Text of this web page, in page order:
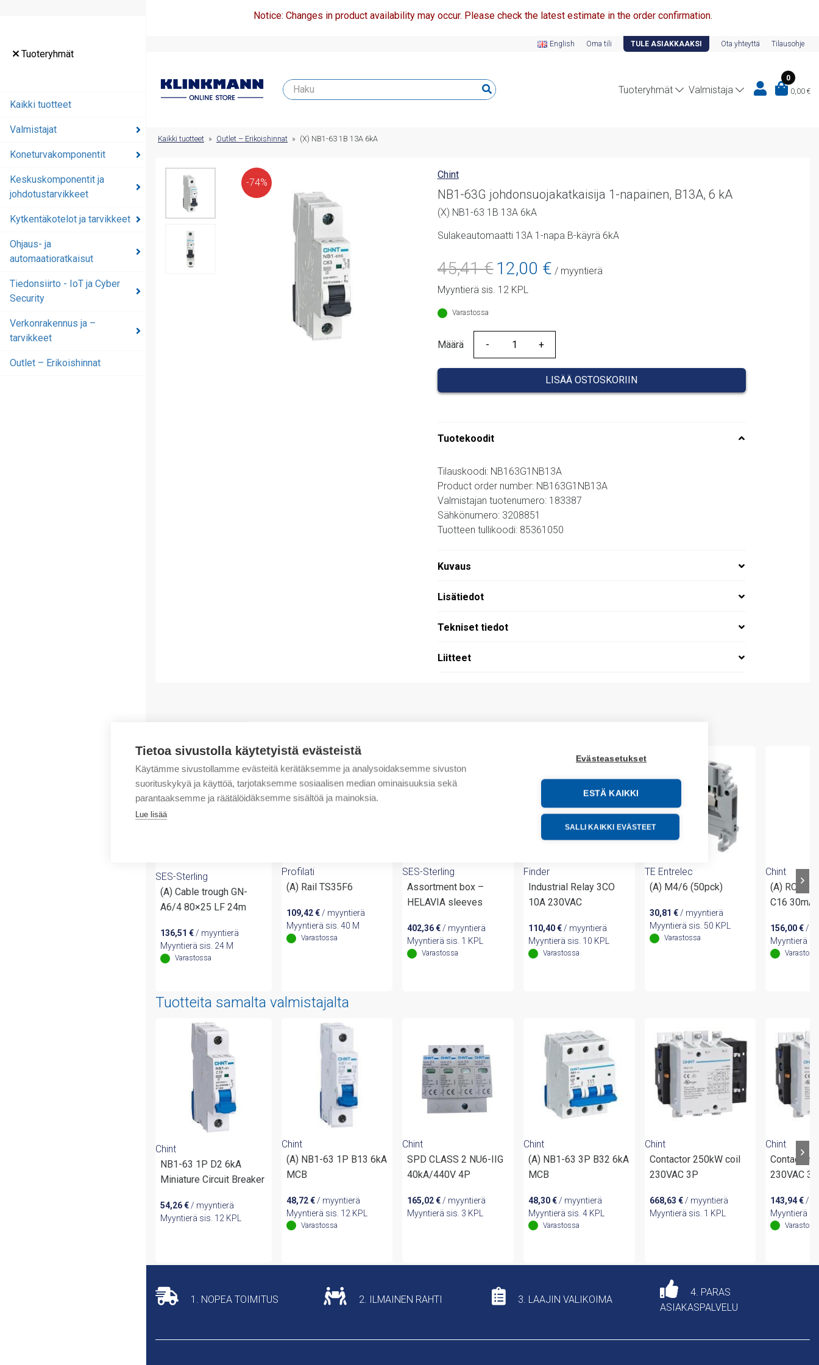
Tietoa sivustolla käytetyistä evästeistä
Käytämme sivustollamme evästeitä kerätäksemme ja analysoidaksemme sivuston
suorituskykyä ja käyttöä, tarjotaksemme sosiaalisen median ominaisuuksia sekä
parantaaksemme ja räätälöidäksemme sisältöä ja mainoksia.
Lue lisää
Evästeasetukset
ESTÄ KAIKKI
SALLI KAIKKI EVÄSTEET
Tuoteryhmät
Kaikki tuotteet
Valmistajat
Koneturvakomponentit
Keskuskomponentit ja
johdotustarvikkeet
Kytkentäkotelot ja tarvikkeet
Ohjaus- ja
automaatioratkaisut
Tiedonsiirto - IoT ja Cyber
Security
Verkonrakennus ja –
tarvikkeet
Outlet – Erikoishinnat
Notice: Changes in product availability may occur. Please check the latest estimate in the order confirmation.
English Oma tili TULE ASIAKKAAKSI Ota yhteyttä Tilausohje
Tuoteryhmät Valmistaja
0
0,00 €
Keskuskomponentit ja
johdotustarvikkeet
Kytkentäkotelot ja
tarvikkeet
Ohjaus- ja
Kaikki tuotteet » Outlet – Erikoishinnat » (X) NB1-63 1B 13A 6kA
-74%
Chint
NB1-63G johdonsuojakatkaisija 1-napainen, B13A, 6 kA
(X) NB1-63 1B 13A 6kA
Sulakeautomaatti 13A 1-napa B-käyrä 6kA
45,41€ Alkuperäinen
hinta
oli:
12,00 €Nykyinen
hinta
/ myyntierä
Myyntierä sis. 12 KPL
Varastossa
Määrä
Määrä
LISÄÄ OSTOSKORIIN
Tuotekoodit
Tilauskoodi: NB163G1NB13A
Product order number: NB163G1NB13A
Valmistajan tuotenumero: 183387
Sähkönumero: 3208851
Tuotteen tullikoodi: 85361050
Kuvaus
Lisätiedot
Tekniset tiedot
Liitteet
SES-Sterling
(A) Cable trough GN-
A6/4 80×25 LF 24m
136,51 € / myyntierä
Myyntierä sis. 24 M
Varastossa
Profilati
(A) Rail TS35F6
109,42€/ myyntierä
Myyntierä sis. 40 M
Varastossa
SES-Sterling
Assortment box –
HELAVIA sleeves
402,36€ / myyntierä
Myyntierä sis. 1 KPL
Varastossa
Finder
Industrial Relay 3CO
10A 230VAC
110,40€ / myyntierä
Myyntierä sis. 10 KPL
Varastossa
TE Entrelec
(A) M4/6 (50pck)
30,81 €/ myyntierä
Myyntierä sis. 50 KPL
Varastossa
Chint
(A) RCBO
C16 30mA
156,00€ /
Myyntierä
Tuotteita samalta valmistajalta
Chint
NB1-63 1P D2 6kA
Miniature Circuit Breaker
54,26€ / myyntierä
Myyntierä sis. 12 KPL
Chint
(A) NB1-63 1P B13 6kA
MCB
48,72€/ myyntierä
Myyntierä sis. 12 KPL
Varastossa
Chint
SPD CLASS 2 NU6-IIG
40kA/440V 4P
165,02€ / myyntierä
Myyntierä sis. 3 KPL
Chint
(A) NB1-63 3P B32 6kA
MCB
48,30€ / myyntierä
Myyntierä sis. 4 KPL
Varastossa
Chint
Contactor 250kW coil
230VAC 3P
668,63 €/ myyntierä
Myyntierä sis. 1 KPL
Chint
Contactor
230VAC 3P
143,94€ /
Myyntierä
1. NOPEA TOIMITUS 2. ILMAINEN RAHTI 3. LAAJIN VALIKOIMA
4. PARAS
ASIAKASPALVELU